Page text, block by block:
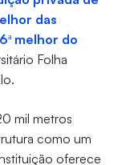
das
melhor do
Folha
mil metros
como um
oferece